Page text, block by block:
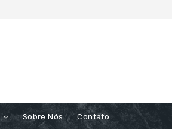
Sobre Nós Contato